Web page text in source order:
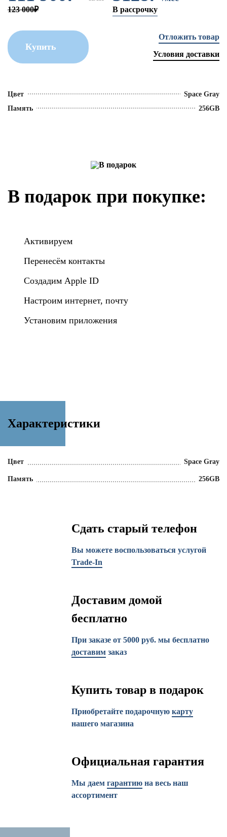
В рассрочку
123 000₽
Купить
Отложить товар
Условия доставки
Цвет
Space Gray
Память
256GB
В подарок при покупке:
Активируем
Перенесём контакты
Создадим Apple ID
Настроим интернет, почту
Установим приложения
Характеристики
Цвет Space Gray
Память 256GB
Сдать старый телефон
Вы можете воспользоваться услугой
Trade-In
Доставим домой
бесплатно
При заказе от 5000 руб. мы бесплатно
доставим заказ
Купить товар в подарок
Приобретайте подарочную карту
нашего магазина
Официальная гарантия
Мы даем гарантию на весь наш
ассортимент